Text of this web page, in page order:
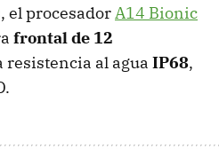
el procesadorA14 Bionic
frontal de 12
resistencia al agua IP68,